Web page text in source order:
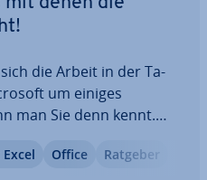
die Arbeit in der Ta­
um einiges
man Sie denn kennt.
Arbeit leichter von der
Office Ratgeber